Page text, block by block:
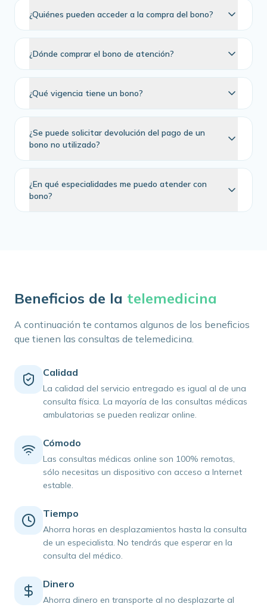
¿Quiénes pueden acceder a la compra del bono?
¿Dónde comprar el bono de atención?
¿Qué vigencia tiene un bono?
¿Se puede solicitar devolución del pago de un
bono no utilizado?
¿En qué especialidades me puedo atender con
bono?
Beneficios de la telemedicina
A continuación te contamos algunos de los beneficios
que tienen las consultas de telemedicina.
Calidad
La calidad del servicio entregado es igual al de una
consulta física. La mayoría de las consultas médicas
ambulatorias se pueden realizar online.
Cómodo
Las consultas médicas online son 100% remotas,
sólo necesitas un dispositivo con acceso a Internet
estable.
Tiempo
Ahorra horas en desplazamientos hasta la consulta
de un especialista. No tendrás que esperar en la
consulta del médico.
Dinero
Ahorra dinero en transporte al no desplazarte al